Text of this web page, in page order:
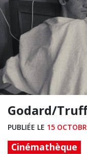
Godard/
PUBLIÉE LE 15
Cinémathèque